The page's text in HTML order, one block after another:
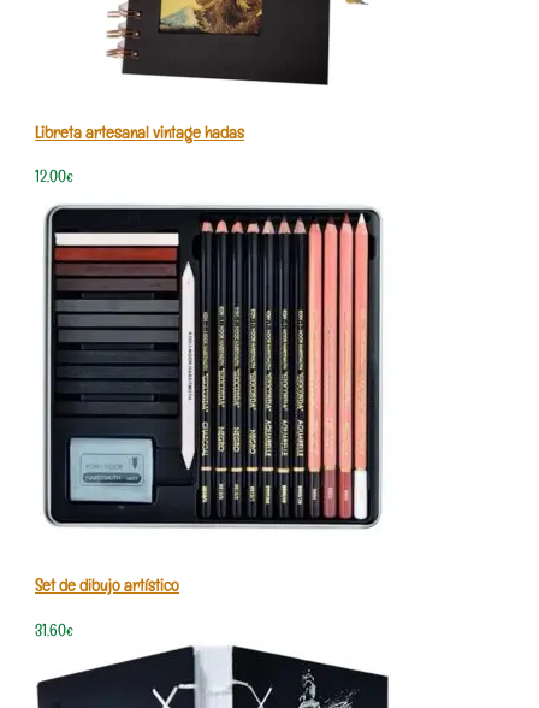
Libreta artesanal vintage hadas
12,00€
Set de dibujo artístico
31,60€